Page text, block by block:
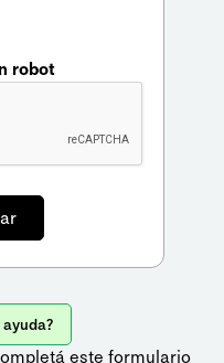
robot
este formulario